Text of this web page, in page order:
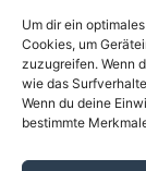
Um dir ein
Cookies, um
zuzugreifen. Wenn
wie das
Wenn du deine
bestimmteÜber